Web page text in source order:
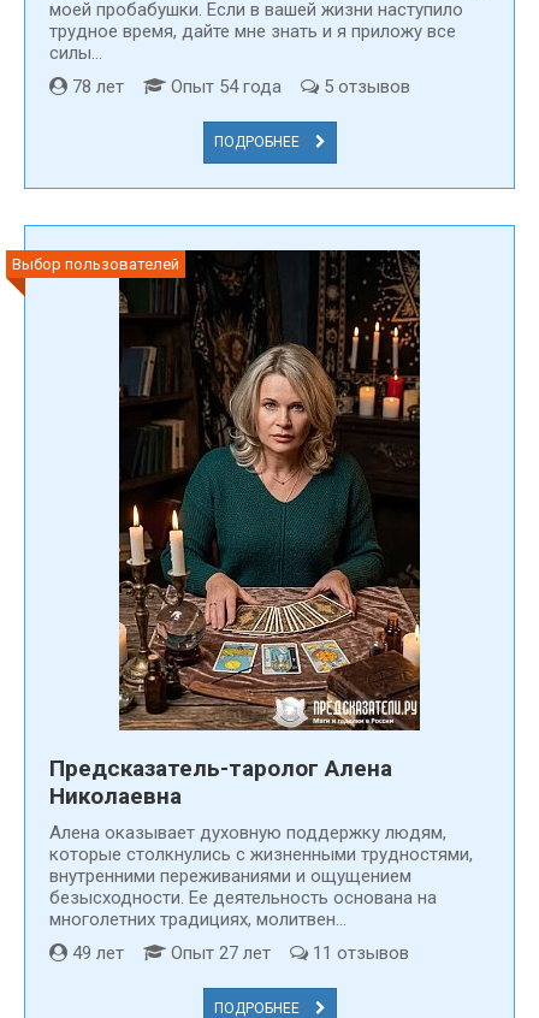
моей пробабушки. Если в вашей жизни наступило
трудное время, дайте мне знать и я приложу все
силы...
78 лет
Опыт 54 года 5 отзывов
ПОДРОБНЕЕ
Выбор пользователей
Предсказатель-таролог Алена
Николаевна
Алена оказывает духовную поддержку людям,
которые столкнулись с жизненными трудностями,
внутренними переживаниями и ощущением
безысходности. Ее деятельность основана на
многолетних традициях, молитвен...
49 лет
Опыт 27 лет 11 отзывов
ПОДРОБНЕЕ